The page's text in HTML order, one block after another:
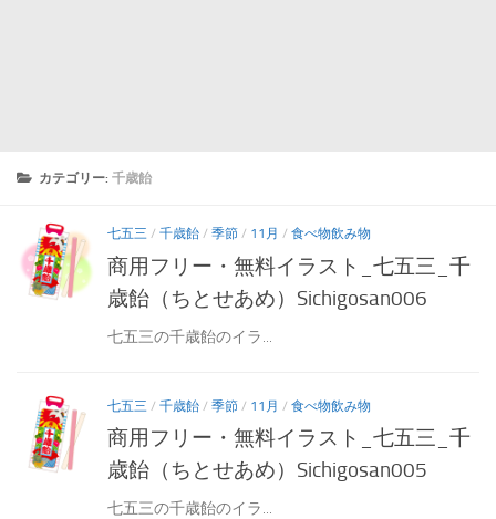
カテゴリー:千歳飴
七五三 / 千歳飴 / 季節 / 11月 / 食べ物飲み物
商用フリー・無料イラスト_七五三_千
歳飴（ちとせあめ）Sichigosan006
七五三の千歳飴のイラ...
七五三 / 千歳飴 / 季節 / 11月 / 食べ物飲み物
商用フリー・無料イラスト_七五三_千
歳飴（ちとせあめ）Sichigosan005
七五三の千歳飴のイラ...